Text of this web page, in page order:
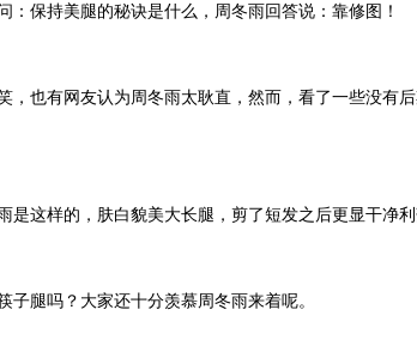
：保持美腿的秘诀是什么，周冬雨回答说：靠修图！
，也有网友认为周冬雨太耿直，然而，看了一些没有
是这样的，肤白貌美大长腿，剪了短发之后更显干净利
子腿吗？大家还十分羡慕周冬雨来着呢。